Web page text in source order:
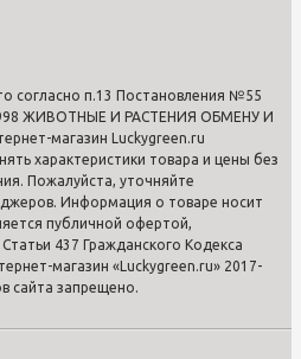
согласно п.13 Постановления №55
ЖИВОТНЫЕ И РАСТЕНИЯ ОБМЕНУ И
магазин Luckygreen.ru
характеристики товара и цены без
Пожалуйста, уточняйте
Информация о товаре носит
публичной офертой,
437 Гражданского Кодекса
магазин «Luckygreen.ru» 2017-
сайта запрещено.